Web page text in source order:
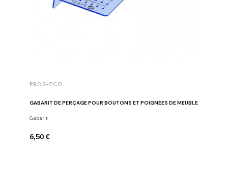
PROS-ECO
GABARIT DE PERÇAGE POUR BOUTONS ET POIGNÉES DE MEUBLE
Gabarit
6,50 €